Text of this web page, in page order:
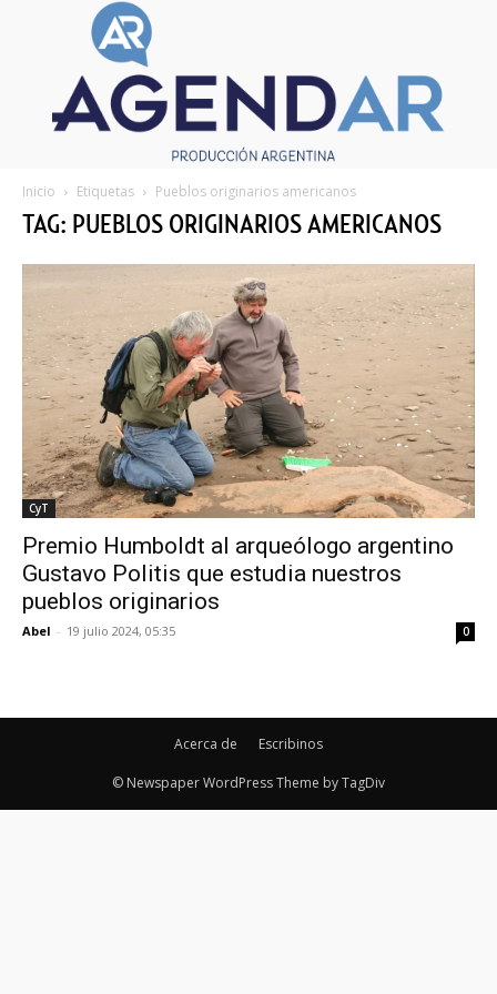
Inicio Etiquetas Pueblos originarios americanos
TAG: PUEBLOS ORIGINARIOS AMERICANOS
CyT
Premio Humboldt al arqueólogo argentino
Gustavo Politis que estudia nuestros
pueblos originarios
Abel - 19 julio 2024, 05:35 0
Acerca de Escribinos
© Newspaper WordPress Theme by TagDiv